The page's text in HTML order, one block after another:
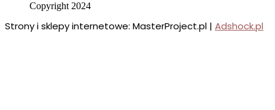
Copyright 2024
Strony i sklepy internetowe: MasterProject.pl | Adshock.pl